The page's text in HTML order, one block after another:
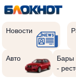
Новости
Авто
Бары
-